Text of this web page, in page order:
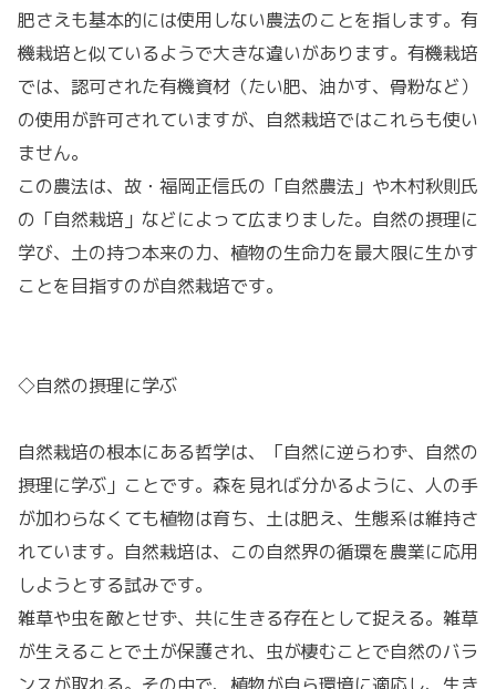
肥さえも基本的には使用しない農法のことを指します。有
機栽培と似ているようで大きな違いがあります。有機栽培
では、認可された有機資材（たい肥、油かす、骨粉など）
の使用が許可されていますが、自然栽培ではこれらも使い
ません。
この農法は、故・福岡正信氏の「自然農法」や木村秋則氏
の「自然栽培」などによって広まりました。自然の摂理に
学び、土の持つ本来の力、植物の生命力を最大限に生かす
ことを目指すのが自然栽培です。
◇自然の摂理に学ぶ
自然栽培の根本にある哲学は、「自然に逆らわず、自然の
摂理に学ぶ」ことです。森を見れば分かるように、人の手
が加わらなくても植物は育ち、土は肥え、生態系は維持さ
れています。自然栽培は、この自然界の循環を農業に応用
しようとする試みです。
雑草や虫を敵とせず、共に生きる存在として捉える。雑草
が生えることで土が保護され、虫が棲むことで自然のバラ